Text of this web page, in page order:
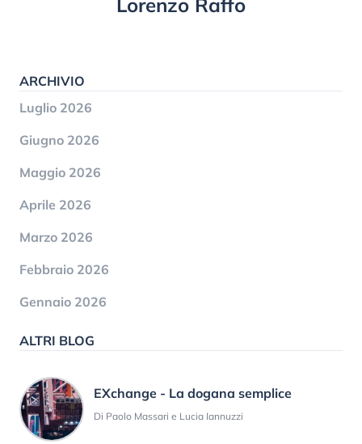
ARCHIVIO
Luglio 2026
Giugno 2026
Maggio 2026
Aprile 2026
Marzo 2026
Febbraio 2026
Gennaio 2026
ALTRI BLOG
EXchange - La dogana semplice
Di Paolo Massari e Lucia Iannuzzi